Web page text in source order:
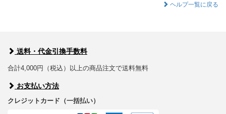
ヘルプ一覧に戻る
送料・代金引換手数料
合計4,000円（税込）以上の商品注文で送料無料
お支払い方法
クレジットカード（一括払い）